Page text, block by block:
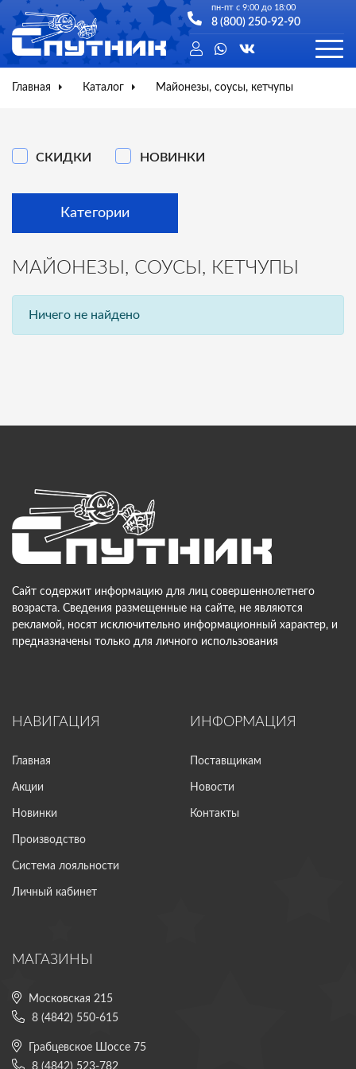
пн-пт с 9:00 до 18:00
8 (800) 250-92-90
Главная Каталог Майонезы, соусы, кетчупы
СКИДКИ НОВИНКИ
Категории
МАЙОНЕЗЫ, СОУСЫ, КЕТЧУПЫ
Ничего не найдено
Сайт содержит информацию для лиц совершеннолетнего
возраста. Сведения размещенные на сайте, не являются
рекламой, носят исключительно информационный характер, и
предназначены только для личного использования
НАВИГАЦИЯ
Главная
Акции
Новинки
Производство
Система лояльности
Личный кабинет
ИНФОРМАЦИЯ
Поставщикам
Новости
Контакты
МАГАЗИНЫ
Московская 215
8 (4842) 550-615
Грабцевское Шоссе 75
8 (4842) 523-782